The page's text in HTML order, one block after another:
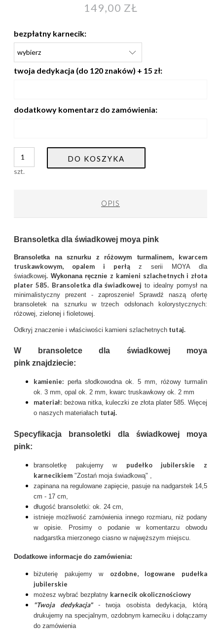
149,00 ZŁ
bezpłatny karnecik:
twoja dedykacja (do 120 znaków) + 15 zł:
dodatkowy komentarz do zamówienia:
szt.
DO KOSZYKA
OPIS
Bransoletka dla świadkowej moya pink
Bransoletka na sznurku z różowym turmalinem, kwarcem
truskawkowym, opalem i perłąz serii MOYA dla
świadkowej. Wykonana ręcznie z kamieni szlachetnych i złota
plater 585. Bransoletka dla świadkowej to idealny pomysł na
minimalistyczny prezent - zaproszenie! Sprawdź naszą ofertę
bransoletek na sznurku w trzech odsłonach kolorystycznych:
różowej, zielonej i fioletowej.
Odkryj znaczenie i właściwości kamieni szlachetnych tutaj.
W bransoletce dla świadkowej moya
pink znajdziecie:
kamienie: perła słodkowodna ok. 5 mm, różowy turmalin
ok. 3 mm, opal ok. 2 mm, kwarc truskawkowy ok. 2 mm
materiał: beżowa nitka, kuleczki ze złota plater 585. Więcej
o naszych materiałach tutaj.
Specyfikacja bransoletki dla świadkowej moya
pink:
bransoletkę pakujemy w pudełko jubilerskie z
karnecikiem "Zostań moja świadkową" ,
zapinana na regulowane zapięcie, pasuje na nadgarstek 14,5
cm - 17 cm,
długość bransoletki: ok. 24 cm,
istnieje możliwość zamówienia innego rozmiaru, niż podany
w opisie. Prosimy o podanie w komentarzu obwodu
nadgarstka mierzonego ciasno w najwęższym miejscu.
Dodatkowe informacje do zamówienia:
biżuterię pakujemy w ozdobne, logowane pudełka
jubilerskie
możesz wybrać bezpłatny karnecik okolicznościowy
"Twoja dedykacja"-twoja osobista dedykacja, którą
drukujemy na specjalnym, ozdobnym karneciku i dołączamy
do zamówienia